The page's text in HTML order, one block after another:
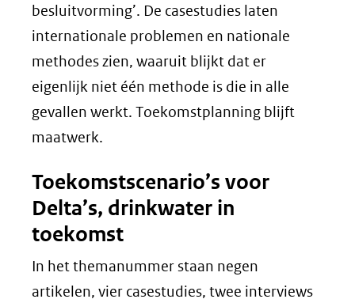
besluitvorming’. De casestudies laten
internationale problemen en nationale
methodes zien, waaruit blijkt dat er
eigenlijk niet één methode is die in alle
gevallen werkt. Toekomstplanning blijft
maatwerk.
Toekomstscenario’s voor
Delta’s, drinkwater in
toekomst
In het themanummer staan negen
artikelen, vier casestudies, twee interviews